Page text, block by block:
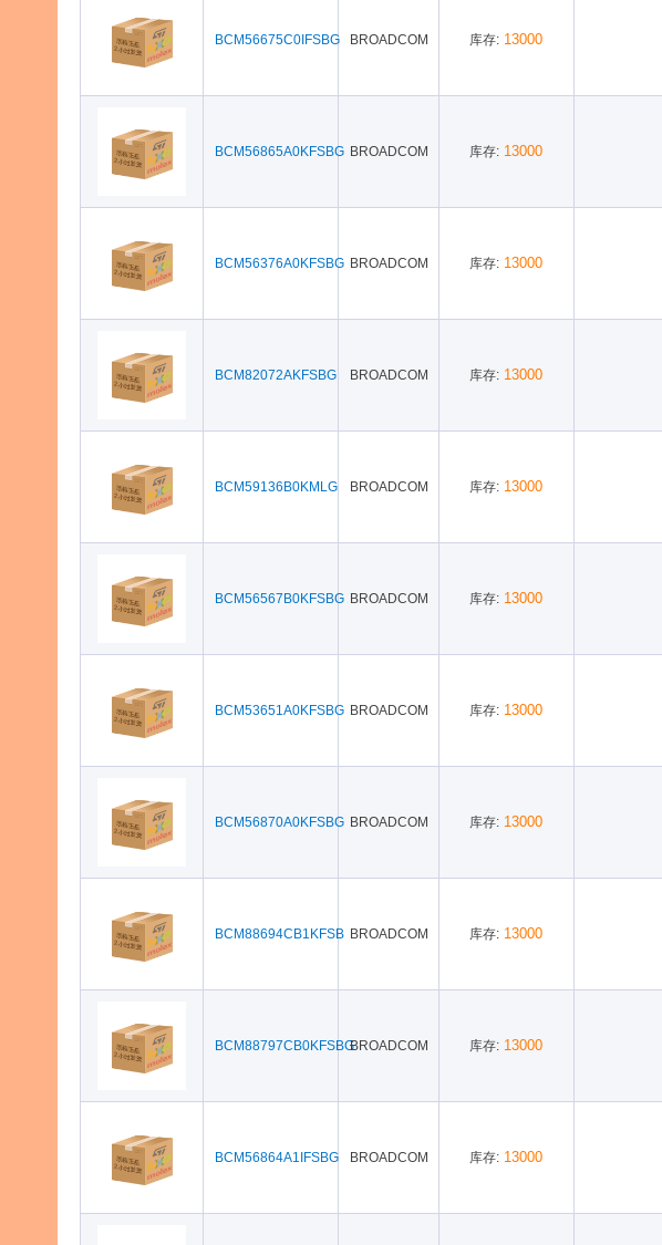
BCM56675C0IFSBG BROADCOM 库存: 13000
BCM56865A0KFSBG BROADCOM 库存: 13000
BCM56376A0KFSBG BROADCOM 库存: 13000
BCM82072AKFSBG BROADCOM 库存: 13000
BCM59136B0KMLG BROADCOM 库存: 13000
BCM56567B0KFSBG BROADCOM 库存: 13000
BCM53651A0KFSBG BROADCOM 库存: 13000
BCM56870A0KFSBG BROADCOM 库存: 13000
BCM88694CB1KFSB BROADCOM 库存: 13000
BCM88797CB0KFSBGBROADCOM 库存: 13000
BCM56864A1IFSBG BROADCOM 库存: 13000